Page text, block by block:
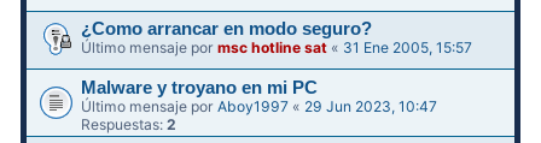
¿Como arrancar en modo seguro?
Último mensaje pormsc hotline sat « 31 Ene 2005, 15:57
Malware y troyano en mi PC
Último mensaje porAboy1997 « 29 Jun 2023, 10:47
Respuestas:2